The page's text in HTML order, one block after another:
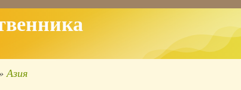
Азия